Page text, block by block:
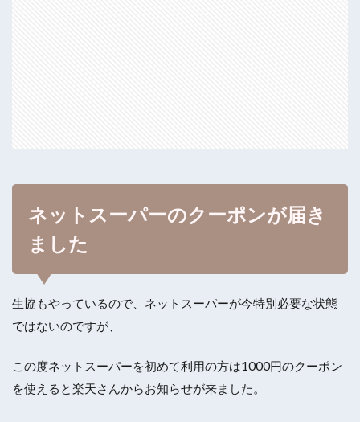
ネットスーパーのクーポンが届き
ました
生協もやっているので、ネットスーパーが今特別必要な状態
ではないのですが、
この度ネットスーパーを初めて利用の方は1000円のクーポン
を使えると楽天さんからお知らせが来ました。